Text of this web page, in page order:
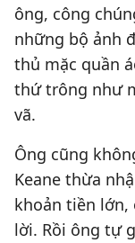
ông, công
những bộ ảnh
thủ mặc quần
thứ trông như
vã.
Ông cũng
Keane thừa
khoản tiền lớn,
lời. Rồi ông tự